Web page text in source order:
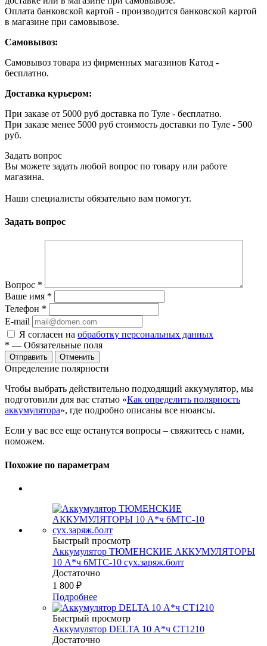
Оплата банковской картой - производится банковской картой
в магазине при самовывозе.
Самовывоз:
Самовывоз товара из фирменных магазинов Катод -
бесплатно.
Доставка курьером:
При заказе от 5000 руб доставка по Туле - бесплатно.
При заказе менее 5000 руб стоимость доставки по Туле - 500
руб.
Задать вопрос
Вы можете задать любой вопрос по товару или работе
магазина.
Наши специалисты обязательно вам помогут.
Задать вопрос
Вопрос *
Ваше имя *
Телефон *
E-mail
Я согласен на обработку персональных данных
* — Обязательные поля
Отменить
Определение полярности
Чтобы выбрать действительно подходящий аккумулятор, мы
подготовили для вас статью «Как определить полярность
аккумулятора», где подробно описаны все нюансы.
Если у вас все еще останутся вопросы – свяжитесь с нами,
поможем.
Похожие по параметрам
Быстрый просмотр
Аккумулятор ТЮМЕНСКИЕ АККУМУЛЯТОРЫ
10 А*ч 6МТС-10 сух.заряж.болт
Достаточно
1 800 ₽
Подробнее
Быстрый просмотр
Аккумулятор DELTA 10 А*ч СТ1210
Достаточно